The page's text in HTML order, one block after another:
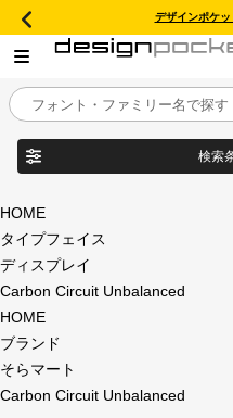
デザインポケ
目的別フォントガイド
特集
年間ライセンス商品
検索
商品名
HOME
タイプフェイス
ディスプレイ
Carbon Circuit Unbalanced
HOME
ブランド
そらマート
Carbon Circuit Unbalanced